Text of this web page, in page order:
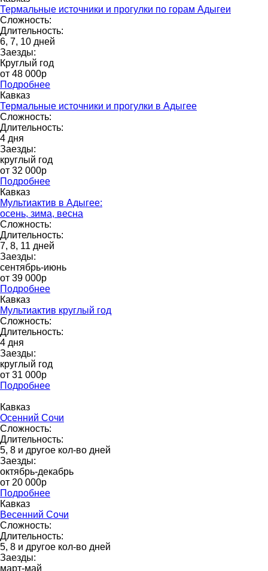
Термальные источники и прогулки по горам Адыгеи
Сложность:
Длительность:
6, 7, 10 дней
Заезды:
Круглый год
от 48 000p
Подробнее
Кавказ
Термальные источники и прогулки в Адыгее
Сложность:
Длительность:
4 дня
Заезды:
круглый год
от 32 000p
Подробнее
Кавказ
Мультиактив в Адыгее:
осень, зима, весна
Сложность:
Длительность:
7, 8, 11 дней
Заезды:
сентябрь-июнь
от 39 000p
Подробнее
Кавказ
Мультиактив круглый год
Сложность:
Длительность:
4 дня
Заезды:
круглый год
от 31 000p
Подробнее
Кавказ
Осенний Сочи
Сложность:
Длительность:
5, 8 и другое кол-во дней
Заезды:
октябрь-декабрь
от 20 000p
Подробнее
Кавказ
Весенний Сочи
Сложность:
Длительность:
5, 8 и другое кол-во дней
Заезды:
март-май